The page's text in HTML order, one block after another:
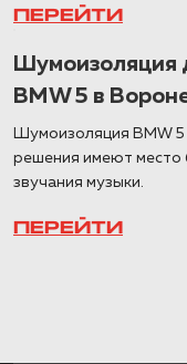
ПЕРЕЙТИ
Шумоизоляция
BMW 5 в
Шумоизоляция BMW 5
решения имеют место
звучания музыки.
ПЕРЕЙТИ